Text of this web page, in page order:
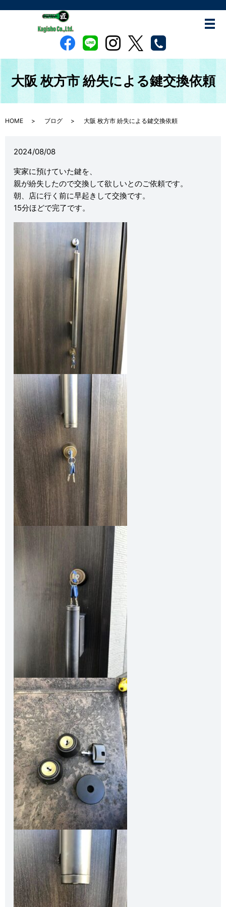
大阪 枚方市 紛失による鍵交換依頼
HOME ブログ 大阪 枚方市 紛失による鍵交換依頼
2024/08/08
実家に預けていた鍵を、
親が紛失したので交換して欲しいとのご依頼です。
朝、店に行く前に早起きして交換です。
15分ほどで完了です。